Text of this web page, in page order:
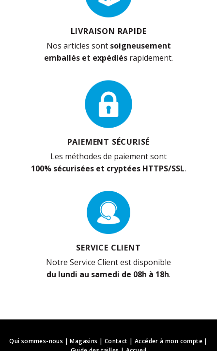
LIVRAISON RAPIDE
Nos articles sont soigneusement
emballés et expédiés rapidement.
PAIEMENT SÉCURISÉ
Les méthodes de paiement sont
100% sécurisées et cryptées HTTPS/SSL.
SERVICE CLIENT
Notre Service Client est disponible
du lundi au samedi de 08h à 18h.
Qui sommes-nous |Magasins | Contact | Accéder à mon compte|